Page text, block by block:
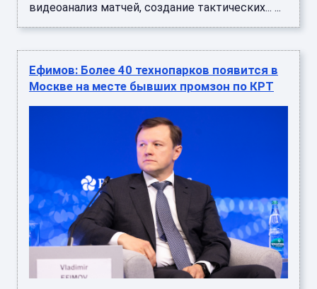
видеоанализ матчей, создание тактических... ...
Ефимов: Более 40 технопарков появится в
Москве на месте бывших промзон по КРТ